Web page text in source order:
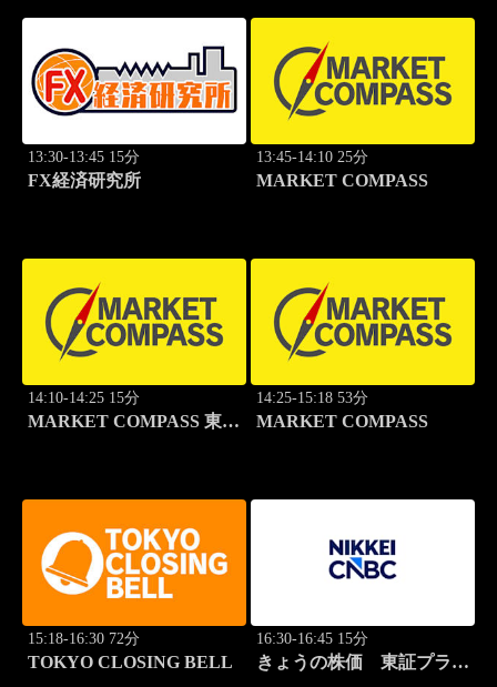
13:30-13:45 15分
FX経済研究所
13:45-14:10 25分
MARKET COMPASS
14:10-14:25 15分
MARKET COMPASS 東証
14:25-15:18 53分
MARKET COMPASS
15:18-16:30 72分
TOKYO CLOSING BELL
16:30-16:45 15分
きょうの株価 東証プライ